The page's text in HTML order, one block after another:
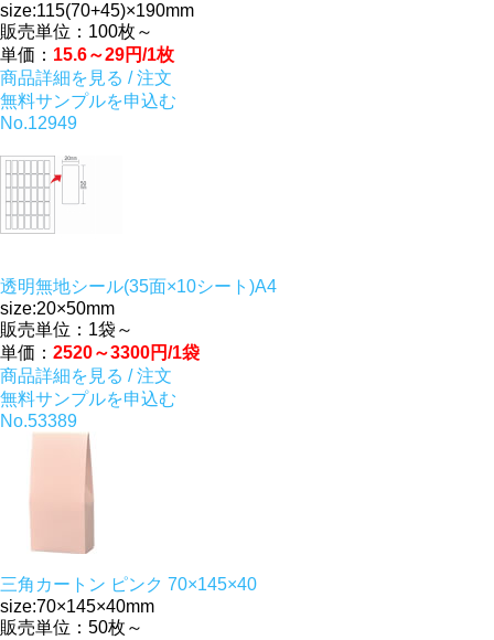
size:115(70+45)×190mm
販売単位：100枚～
単価： 15.6～29円/1枚
商品詳細を見る / 注文
無料サンプルを申込む
No.12949
透明無地シール(35面×10シート)A4
size:20×50mm
販売単位：1袋～
単価： 2520～3300円/1袋
商品詳細を見る / 注文
無料サンプルを申込む
No.53389
三角カートン ピンク 70×145×40
size:70×145×40mm
販売単位：50枚～